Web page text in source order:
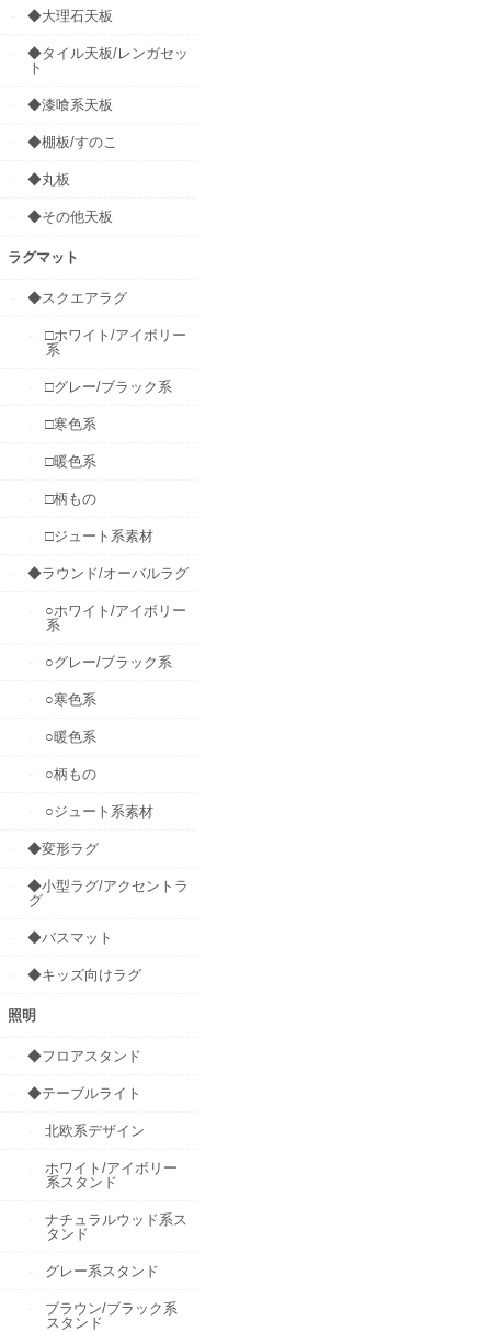
◆大理石天板
◆タイル天板/レンガセッ
ト
◆漆喰系天板
◆棚板/すのこ
◆丸板
◆その他天板
ラグマット
◆スクエアラグ
□ホワイト/アイボリー
系
□グレー/ブラック系
□寒色系
□暖色系
□柄もの
□ジュート系素材
◆ラウンド/オーバルラグ
○ホワイト/アイボリー
系
○グレー/ブラック系
○寒色系
○暖色系
○柄もの
○ジュート系素材
◆変形ラグ
◆小型ラグ/アクセントラ
グ
◆バスマット
◆キッズ向けラグ
照明
◆フロアスタンド
◆テーブルライト
北欧系デザイン
ホワイト/アイボリー
系スタンド
ナチュラルウッド系ス
タンド
グレー系スタンド
ブラウン/ブラック系
スタンド